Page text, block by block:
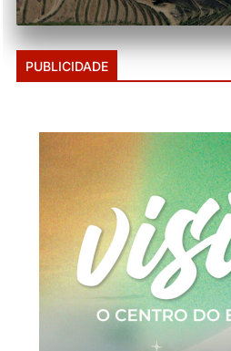
PUBLICIDADE